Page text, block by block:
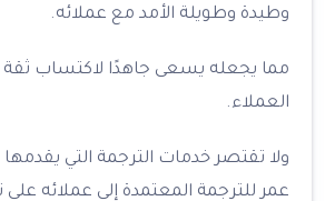
وطيدة وطويلة الأمد مع عملائه.
مما يجعله يسعى جاهدًا لاكتساب ثقة
العملاء.
ولا تقتصر خدمات الترجمة التي
عمر للترجمة المعتمدة إلى عملائه